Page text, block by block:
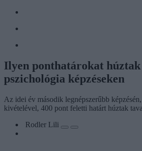
Ilyen ponthatárokat
pszichológia képzéseken
Az idei év második legnépszerűbb
kivételével, 400 pont feletti határt húztak
Rodler Lili